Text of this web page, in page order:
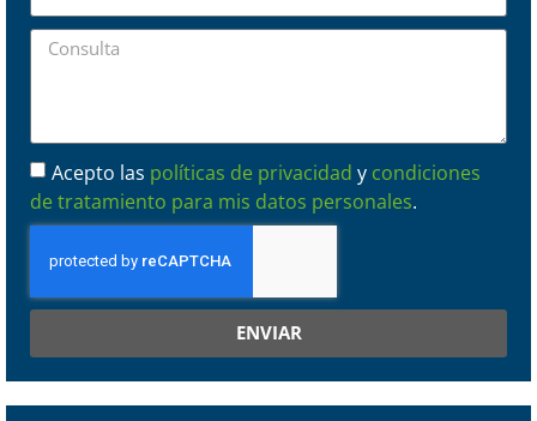
Acepto las políticas de privacidad y condiciones
de tratamiento para mis datos personales.
ENVIAR